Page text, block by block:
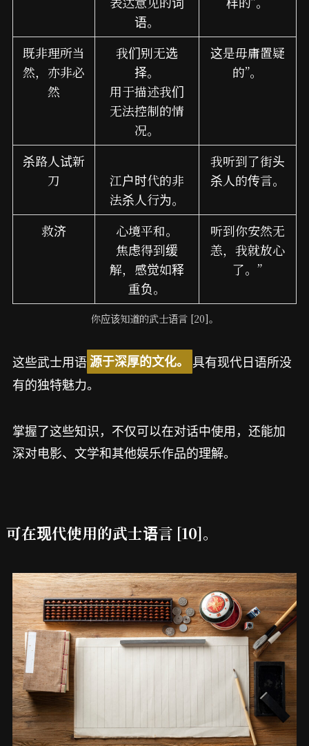
语。
既非理所当
然，亦非必
然
我们别无选
择。
用于描述我们
无法控制的情
况。
这是毋庸置疑
的”。
杀路人试新
刀
江户时代的非
法杀人行为。
我听到了街头
杀人的传言。
救济
心境平和。
焦虑得到缓
解，感觉如释
重负。
听到你安然无
恙，我就放心
了。”
你应该知道的武士语言 [20]。
这些武士用语源于深厚的文化。
具有现代日语所没
有的独特魅力。
掌握了这些知识，不仅可以在对话中使用，还能加
深对电影、文学和其他娱乐作品的理解。
可在现代使用的武士语言 [10]。